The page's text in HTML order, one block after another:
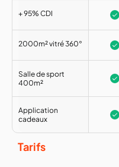
+ 95% CDI
2000m² vitré 360°
Salle de sport
400m²
Application
cadeaux
Tarifs